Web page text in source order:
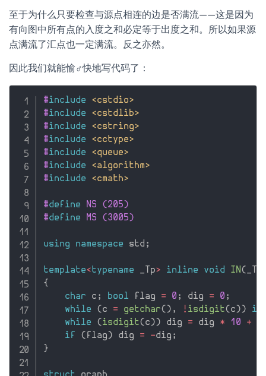
至于为什么只要检查与源点相连的边是否满流——这是因为
有向图中所有点的入度之和必定等于出度之和。所以如果源
点满流了汇点也一定满流。反之亦然。
因此我们就能愉♂快地写代码了：
#include
<cstdio>
#include
<cstdlib>
#include
<cstring>
#include
<cctype>
#include
<queue>
#include
<algorithm>
#include <cmath>
#define NS (205)
#define MS (3005)
using namespace std ;
template<typename _Tp> inline void IN(_Tp
{
char c ; bool flag = 0 ; dig = 0 ;
while
(c = getchar() , ! isdigit(c))
if
while
(isdigit(c)) dig = dig * 10 +
if
( flag) dig = -dig ;
}